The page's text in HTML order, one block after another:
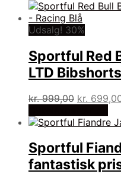
Udsalg! 30%
Sportful Red
LTD
kr.999,00 Den
pris
kr.
kr.
Sportful
fantastisk